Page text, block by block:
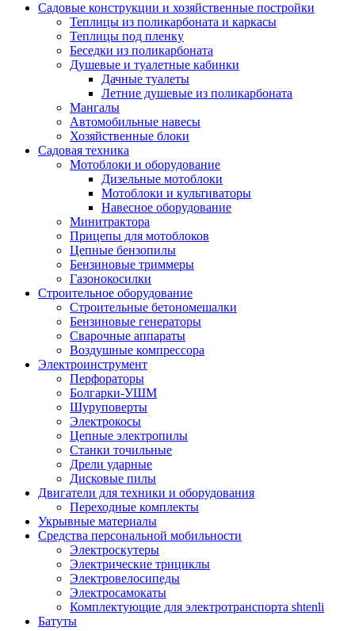
Садовые конструкции и хозяйственные постройки
Теплицы из поликарбоната и каркасы
Теплицы под пленку
Беседки из поликарбоната
Душевые и туалетные кабинки
Дачные туалеты
Летние душевые из поликарбоната
Мангалы
Автомобильные навесы
Хозяйственные блоки
Садовая техника
Мотоблоки и оборудование
Дизельные мотоблоки
Мотоблоки и культиваторы
Навесное оборудование
Минитрактора
Прицепы для мотоблоков
Цепные бензопилы
Бензиновые триммеры
Газонокосилки
Строительное оборудование
Строительные бетономешалки
Бензиновые генераторы
Сварочные аппараты
Воздушные компрессора
Электроинструмент
Перфораторы
Болгарки-УШМ
Шуруповерты
Электрокосы
Цепные электропилы
Станки точильные
Дрели ударные
Дисковые пилы
Двигатели для техники и оборудования
Переходные комплекты
Укрывные материалы
Средства персональной мобильности
Электроскутеры
Электрические трициклы
Электровелосипеды
Электросамокаты
Комплектующие для электротранспорта shtenli
Батуты